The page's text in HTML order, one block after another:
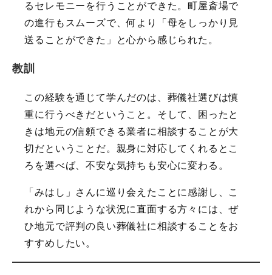
るセレモニーを行うことができた。町屋斎場で
の進行もスムーズで、何より「母をしっかり見
送ることができた」と心から感じられた。
教訓
この経験を通じて学んだのは、葬儀社選びは慎
重に行うべきだということ。そして、困ったと
きは地元の信頼できる業者に相談することが大
切だということだ。親身に対応してくれるとこ
ろを選べば、不安な気持ちも安心に変わる。
「みはし」さんに巡り会えたことに感謝し、こ
れから同じような状況に直面する方々には、ぜ
ひ地元で評判の良い葬儀社に相談することをお
すすめしたい。